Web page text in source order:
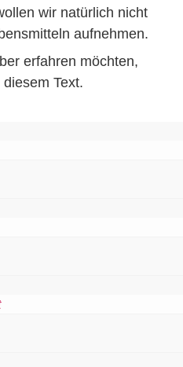
wir natürlich nicht
aufnehmen.
erfahren möchten,
Text.